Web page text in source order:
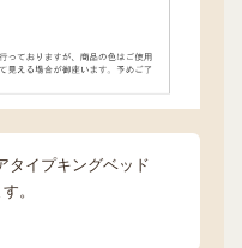
タイプキングベッド
。